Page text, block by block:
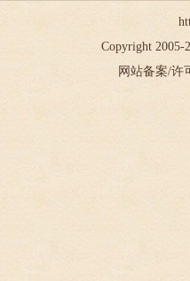
Copyright 2005-
网站备案/许